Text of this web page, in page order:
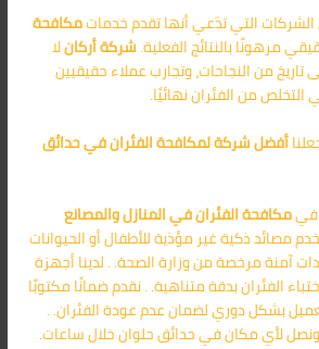
التي تدّعي أنها تقدم خدماتمكافحة
مرهونًا بالنتائج الفعلية.شركة أركانلا
تاريخ من النجاحات، وتجارب عملاء حقيقيين
من الفئران نهائيًا.
أفضلشركة لمكافحة الفئران في حدائق
مكافحة الفئران في المنازل والمصانع
مصائد ذكية غير مؤذية للأطفال أو الحيوانات
آمنة مرخصة من وزارة الصحة. . لدينا أجهزة
الفئران بدقة متناهية. . نقدم ضمانًا مكتوبًا
بشكل دوري لضمان عدم عودة الفئران. .
لأي مكان في حدائق حلوان خلال ساعات.